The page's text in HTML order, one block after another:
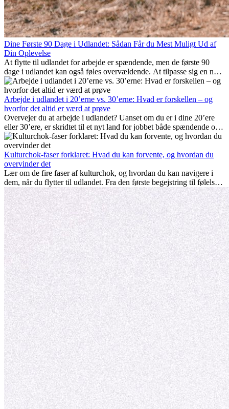
Dine Første 90 Dage i Udlandet: Sådan Får du Mest Muligt Ud af
Din Oplevelse
At flytte til udlandet for arbejde er spændende, men de første 90
dage i udlandet kan også føles overvældende. At tilpasse sig en ny
arbejdsplads, opbygge et socialt liv, forstå lokal kultur og håndtere
hjemve er alle en del af processen. Denne guide til expats vil vise
dig, hvordan du får mest muligt ud af dine første måneder i udlandet
og sikrer både professionel succes og personlig udvikling.
Arbejde i udlandet i 20’erne vs. 30’erne: Hvad er forskellen – og
hvorfor det altid er værd at prøve
Overvejer du at arbejde i udlandet? Uanset om du er i dine 20’ere
eller 30’ere, er skridtet til et nyt land for jobbet både spændende og
nogle gange udfordrende. Mange spørger sig selv, om alderen gør
en forskel. Sandheden er: international erfaring er altid en
investering værd. Det kan fremme din karriere, styrke dit personlige
udvikling og give dig værdifuld kulturel indsigt, som kan ændre dit
liv.
Kulturchok-faser forklaret: Hvad du kan forvente, og hvordan du
overvinder det
Lær om de fire faser af kulturchok, og hvordan du kan navigere i
dem, når du flytter til udlandet. Fra den første begejstring til følelsen
af at høre til – forstå processen og gør udfordringer til personlig
vækst.